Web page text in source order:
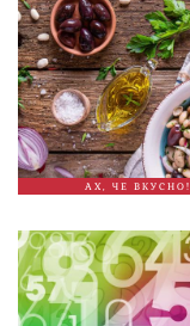
АХ, ЧЕ ВКУСНО!